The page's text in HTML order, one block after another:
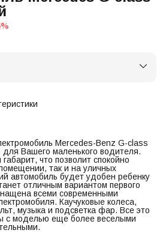
%
Mercedes-Benz G-class
Вашего маленького водителя.
что позволит спокойно
так и на уличных
автомобиль будет удобен ребенку
отличным вариантом первого
всеми современными
Каучуковые колеса,
музыка и подсветка фар. Все это
с моделью еще более веселыми